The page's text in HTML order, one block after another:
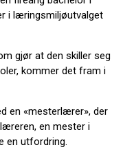
i læringsmiljøutvalget
gjør at den skiller seg
kommer det fram i
en «mesterlærer», der
en mester i
en utfordring.